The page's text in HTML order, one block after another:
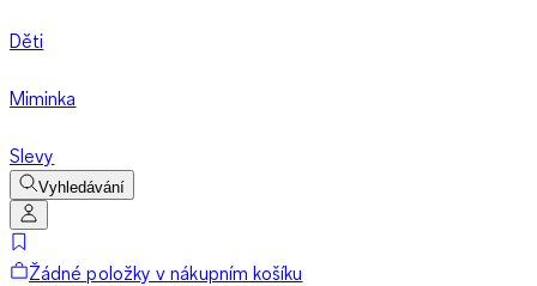
Děti
Miminka
Slevy
Vyhledávání
Žádné položky v nákupním košíku